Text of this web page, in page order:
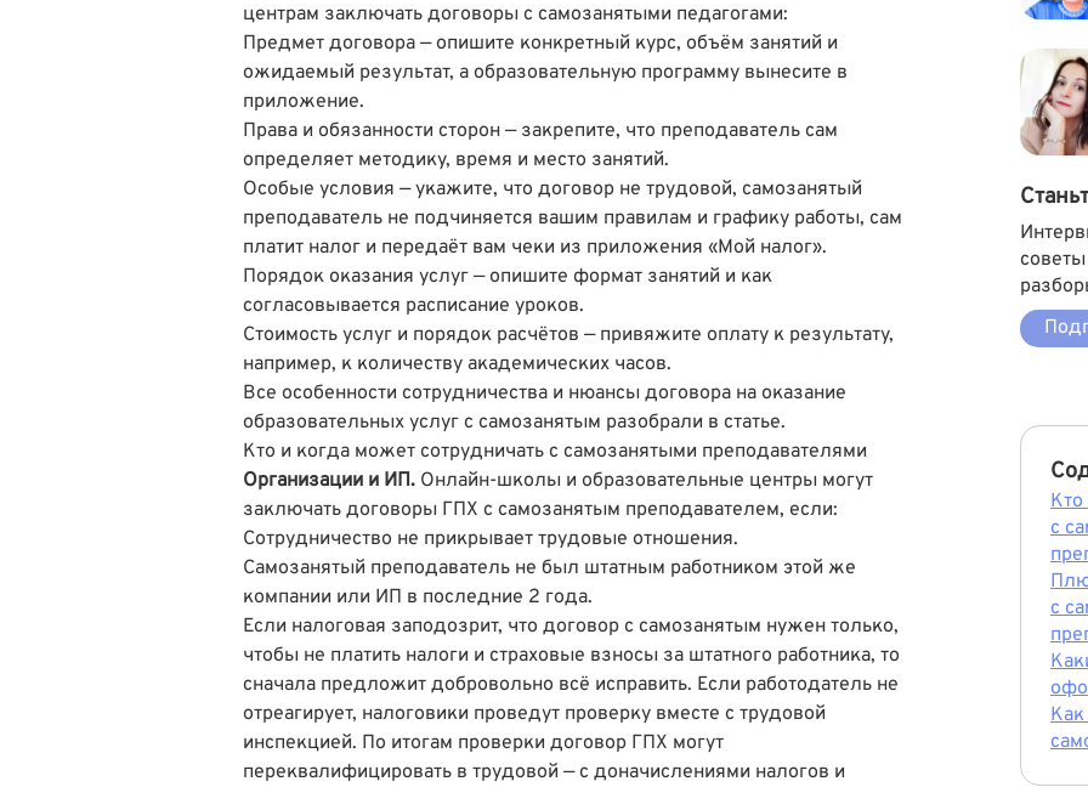
центрам заключать договоры с самозанятыми педагогами:
Предмет договора — опишите конкретный курс, объём занятий и
ожидаемый результат, а образовательную программу вынесите в
приложение.
Права и обязанности сторон — закрепите, что преподаватель сам
определяет методику, время и место занятий.
Особые условия — укажите, что договор не трудовой, самозанятый
преподаватель не подчиняется вашим правилам и графику работы, сам
платит налог и передаёт вам чеки из приложения «Мой налог».
Порядок оказания услуг — опишите формат занятий и как
согласовывается расписание уроков.
Стоимость услуг и порядок расчётов — привяжите оплату к результату,
например, к количеству академических часов.
Все особенности сотрудничества и нюансы договора на оказание
образовательных услуг с самозанятым разобрали в статье.
Кто и когда может сотрудничать с самозанятыми преподавателями
Организации и ИП. Онлайн-школы и образовательные центры могут
заключать договоры ГПХ с самозанятым преподавателем, если:
Сотрудничество не прикрывает трудовые отношения.
Самозанятый преподаватель не был штатным работником этой же
компании или ИП в последние 2 года.
Если налоговая заподозрит, что договор с самозанятым нужен только,
чтобы не платить налоги и страховые взносы за штатного работника, то
сначала предложит добровольно всё исправить. Если работодатель не
отреагирует, налоговики проведут проверку вместе с трудовой
инспекцией. По итогам проверки договор ГПХ могут
переквалифицировать в трудовой — с доначислениями налогов и
с
с